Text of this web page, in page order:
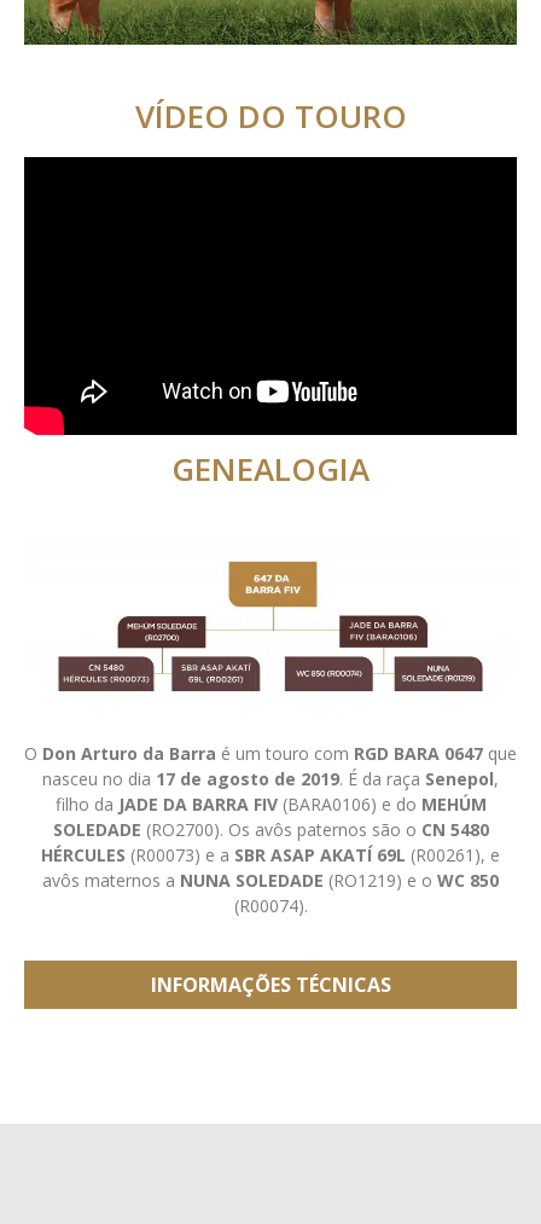
VÍDEO DO TOURO
GENEALOGIA
O Don Arturo da Barra é um touro com RGD BARA 0647 que
nasceu no dia 17 de agosto de 2019. É da raça Senepol,
filho da JADE DA BARRA FIV(BARA0106) e do MEHÚM
SOLEDADE (RO2700). Os avôs paternos são o CN 5480
HÉRCULES (R00073) e a SBR ASAP AKATÍ 69L (R00261), e
avôs maternos a NUNA SOLEDADE (RO1219) e o WC 850
(R00074).
INFORMAÇÕES TÉCNICAS